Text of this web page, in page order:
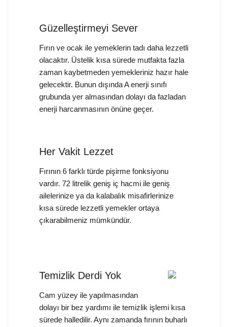
Güzelleştirmeyi Sever
Fırın ve ocak ile yemeklerin tadı daha lezzetli
olacaktır. Üstelik kısa sürede mutfakta fazla
zaman kaybetmeden yemekleriniz hazır hale
gelecektir. Bunun dışında A enerji sınıfı
grubunda yer almasından dolayı da fazladan
enerji harcanmasının önüne geçer.
Her Vakit Lezzet
Fırının 6 farklı türde pişirme fonksiyonu
vardır. 72 litrelik geniş iç hacmi ile geniş
ailelerinize ya da kalabalık misafirlerinize
kısa sürede lezzetli yemekler ortaya
çıkarabilmeniz mümkündür.
Temizlik Derdi Yok
Cam yüzey ile yapılmasından
dolayı bir bez yardımı ile temizlik işlemi kısa
sürede halledilir. Aynı zamanda fırının buharlı